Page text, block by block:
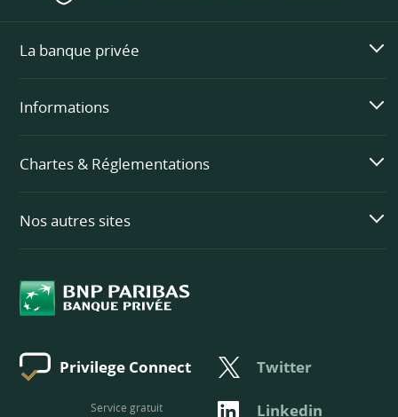
La banque privée
Informations
Chartes & Réglementations
Nos autres sites
Privilege Connect
Service gratuit
Twitter
Linkedin